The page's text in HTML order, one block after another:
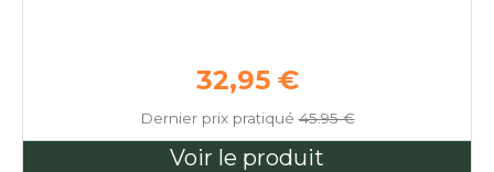
Prix de base
32,95 €
Dernier prix pratiqué45.95 €
Voir le produit